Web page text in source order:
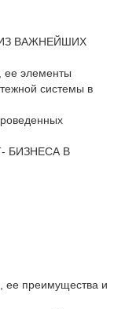
ВАЖНЕЙШИХ
ее элементы
системы в
БИЗНЕСА В
ее преимущества и